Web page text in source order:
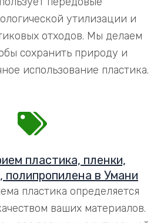
утилизации и
отходов. Мы делаем
сохранить природу и
использование пластика.
пластика, пленки,
полипропилена в Умани
пластика определяется
ваших материалов.